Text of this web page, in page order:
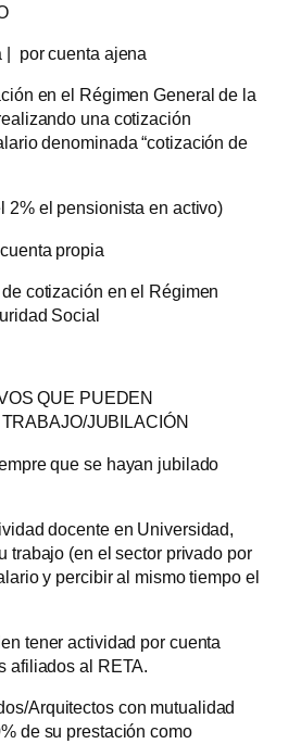
por cuenta ajena
en el Régimen General de la
una cotización
denominada “cotización de
2% el pensionista en activo)
propia
cotización en el Régimen
Social
QUE PUEDEN
JUBILACIÓN
que se hayan jubilado
docente en Universidad,
trabajo (en el sector privado por
y percibir al mismo tiempo el
tener actividad por cuenta
afiliados al RETA.
Arquitectos con mutualidad
de su prestación como